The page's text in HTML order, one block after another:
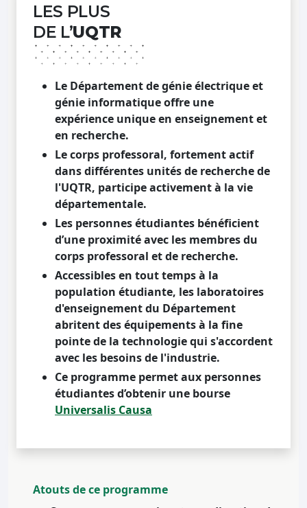
LES PLUS
DE L’UQTR
Le Département de génie électrique et
génie informatique offre une
expérience unique en enseignement et
en recherche.
Le corps professoral, fortement actif
dans différentes unités de recherche de
l'UQTR, participe activement à la vie
départementale.
Les personnes étudiantes bénéficient
d’une proximité avec les membres du
corps professoral et de recherche.
Accessibles en tout temps à la
population étudiante, les laboratoires
d'enseignement du Département
abritent des équipements à la fine
pointe de la technologie qui s'accordent
avec les besoins de l'industrie.
Ce programme permet aux personnes
étudiantes d’obtenir une bourse
Universalis Causa
Atouts de ce programme